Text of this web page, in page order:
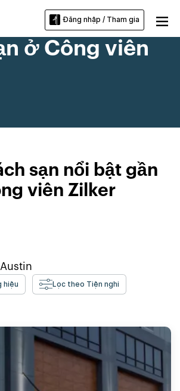
Đăng nhập / Tham gia
ở Công viên
sạn nổi bật gần
viên Zilker
Austin
hiệu Lọc theo Tiện nghi